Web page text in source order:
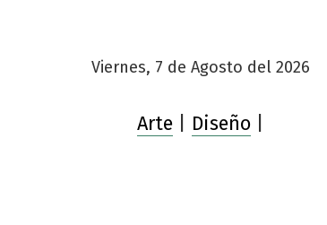
Viernes, 7 de Agosto del 2026
Arte Diseño